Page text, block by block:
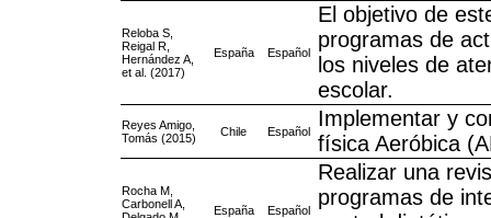
Reloba S,
Reigal R,
Hernández A,
et al. (2017)
España Español
El objetivo de
programas de
los niveles de
escolar.
Reyes Amigo,
Tomás (2015)
Chile Español
Implementar y
física Aeróbica
Rocha M,
Carbonell A,
España Español
Realizar una
programas de